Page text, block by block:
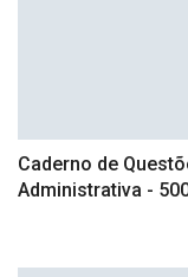
Caderno de
Administrativa -